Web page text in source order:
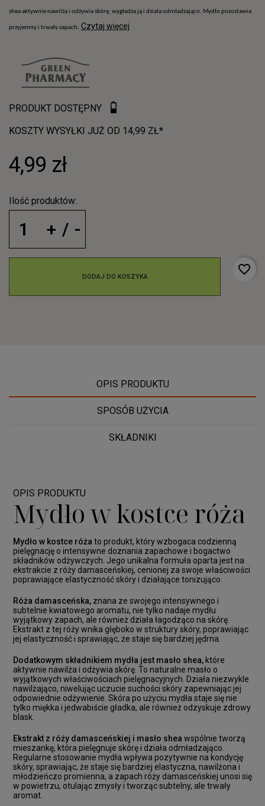
shea aktywnie nawilża i odżywia skórę, wygładza ją i działa odmładzająco. Mydło pozostawia
przyjemny i trwały zapach. Czytaj więcej
PRODUKT DOSTĘPNY
KOSZTY WYSYŁKI JUŻ OD 14,99 ZŁ*
4,99 zł
Ilość produktów:
DODAJ DO KOSZYKA
favorite_border
OPIS PRODUKTU
SPOSÓB UŻYCIA
SKŁADNIKI
OPIS PRODUKTU
Mydło w kostce róża
Mydło w kostce róża to produkt, który wzbogaca codzienną
pielęgnację o intensywne doznania zapachowe i bogactwo
składników odżywczych. Jego unikalna formuła oparta jest na
ekstrakcie z róży damasceńskiej, cenionej za swoje właściwości
poprawiające elastyczność skóry i działające tonizująco.
Róża damasceńska, znana ze swojego intensywnego i
subtelnie kwiatowego aromatu, nie tylko nadaje mydłu
wyjątkowy zapach, ale również działa łagodząco na skórę.
Ekstrakt z tej róży wnika głęboko w struktury skóry, poprawiając
jej elastyczność i sprawiając, że staje się bardziej jędrna.
Dodatkowym składnikiem mydła jest masło shea, które
aktywnie nawilża i odżywia skórę. To naturalne masło o
wyjątkowych właściwościach pielęgnacyjnych. Działa niezwykle
nawilżająco, niwelując uczucie suchości skóry zapewniając jej
odpowiednie odżywienie. Skóra po użyciu mydła staje się nie
tylko miękka i jedwabiście gładka, ale również odzyskuje zdrowy
blask.
Ekstrakt z róży damasceńskiej i masło shea wspólnie tworzą
mieszankę, która pielęgnuje skórę i działa odmładzająco.
Regularne stosowanie mydła wpływa pozytywnie na kondycję
skóry, sprawiając, że staje się bardziej elastyczna, nawilżona i
młodzieńczo promienna, a zapach róży damasceńskiej unosi się
w powietrzu, otulając zmysły i tworząc subtelny, ale trwały
aromat.